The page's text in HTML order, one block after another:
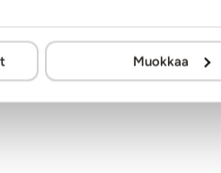
Muokkaa
Vibraattorit